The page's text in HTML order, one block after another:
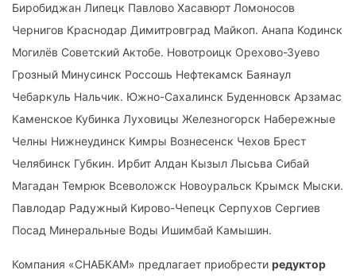
Биробиджан Липецк Павлово Хасавюрт Ломоносов
Чернигов Краснодар Димитровград Майкоп. Анапа Кодинск
Могилёв Советский Актобе. Новотроицк Орехово-Зуево
Грозный Минусинск Россошь Нефтекамск Баянаул
Чебаркуль Нальчик. Южно-Сахалинск Буденновск Арзамас
Каменское Кубинка Луховицы Железногорск Набережные
Челны Нижнеудинск Кимры Вознесенск Чехов Брест
Челябинск Губкин. Ирбит Алдан Кызыл Лысьва Сибай
Магадан Темрюк Всеволожск Новоуральск Крымск Мыски.
Павлодар Радужный Кирово-Чепецк Серпухов Сергиев
Посад Минеральные Воды Ишимбай Камышин.
Компания «СНАБКАМ» предлагает приобрести редуктор